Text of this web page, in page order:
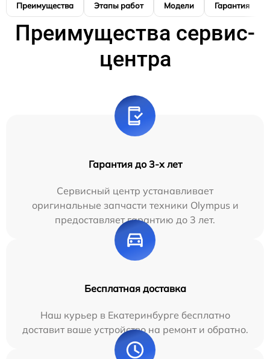
Преимущества Этапы работ Модели Гарантия
Преимущества сервис-
центра
Гарантия до 3-х лет
Сервисный центр устанавливает
оригинальные запчасти техники Olympus и
предоставляет гарантию до 3 лет.
Бесплатная доставка
Наш курьер в Екатеринбурге бесплатно
доставит ваше устройство на ремонт и обратно.